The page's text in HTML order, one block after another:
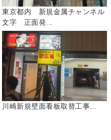
東京都内 新規金属チャンネル
文字 正面発...
川崎新規壁面看板取替工事...